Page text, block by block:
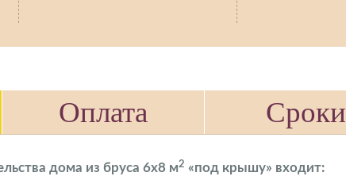
Оплата Сроки
дома из бруса 6х8 м2 «под крышу» входит: